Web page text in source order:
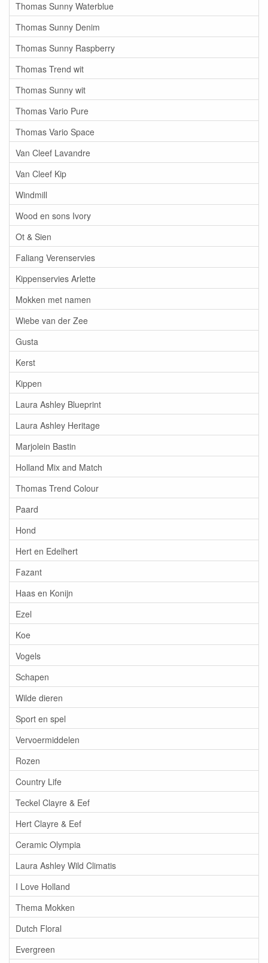
Thomas Sunny Waterblue
Thomas Sunny Denim
Thomas Sunny Raspberry
Thomas Trend wit
Thomas Sunny wit
Thomas Vario Pure
Thomas Vario Space
Van Cleef Lavandre
Van Cleef Kip
Windmill
Wood en sons Ivory
Ot & Sien
Faliang Verenservies
Kippenservies Arlette
Mokken met namen
Wiebe van der Zee
Gusta
Kerst
Kippen
Laura Ashley Blueprint
Laura Ashley Heritage
Marjolein Bastin
Holland Mix and Match
Thomas Trend Colour
Paard
Hond
Hert en Edelhert
Fazant
Haas en Konijn
Ezel
Koe
Vogels
Schapen
Wilde dieren
Sport en spel
Vervoermiddelen
Rozen
Country Life
Teckel Clayre & Eef
Hert Clayre & Eef
Ceramic Olympia
Laura Ashley Wild Climatis
I Love Holland
Thema Mokken
Dutch Floral
Evergreen